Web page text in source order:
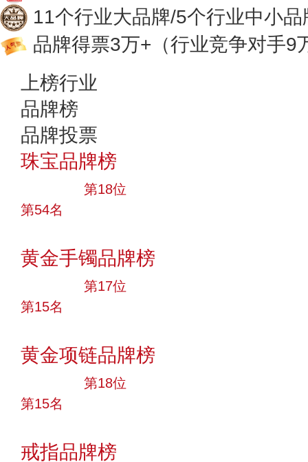
11个行业大品牌/5个行业中小品
品牌得票3万+ （行业竞争对手9
上榜行业
品牌榜
品牌投票
珠宝品牌榜
第18位
第54名
黄金手镯品牌榜
第17位
第15名
黄金项链品牌榜
第18位
第15名
戒指品牌榜